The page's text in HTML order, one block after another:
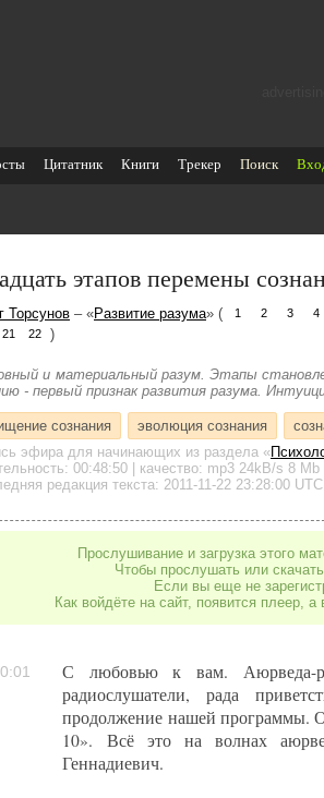
Цитатник Книги Трекер Поиск
этапов перемены
Торсунов – «Развитие разума» ( 1 2 3 4
21
22 )
и материальный разум. Этапы
- первый признак развития разума.
сознания эволюция сознания
эфира для начинающих из раздела «
00:48:50 | качество: mp3 24kB/s 8 Mb
редакция текста: 2011-11-22 23:28:00 UTC
Прослушивание и загрузка этого
Чтобы прослушать или
Если вы еще не
Как войдёте на сайт, появится плеер,
С любовью к вам. Аюрведа-
радиослушатели, рада
продолжение нашей программы.
10». Всё это на волнах
Геннадиевич.